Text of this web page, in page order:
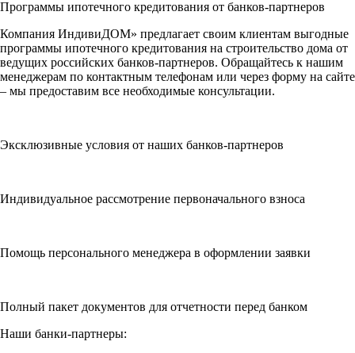
Программы ипотечного кредитования от банков-партнеров
Компания ИндивиДОМ» предлагает своим клиентам выгодные
программы ипотечного кредитования на строительство дома от
ведущих российских банков-партнеров. Обращайтесь к нашим
менеджерам по контактным телефонам или через форму на сайте
– мы предоставим все необходимые консультации.
Эксклюзивные условия от наших банков-партнеров
Индивидуальное рассмотрение первоначального взноса
Помощь персонального менеджера в оформлении заявки
Полный пакет документов для отчетности перед банком
Наши банки-партнеры: